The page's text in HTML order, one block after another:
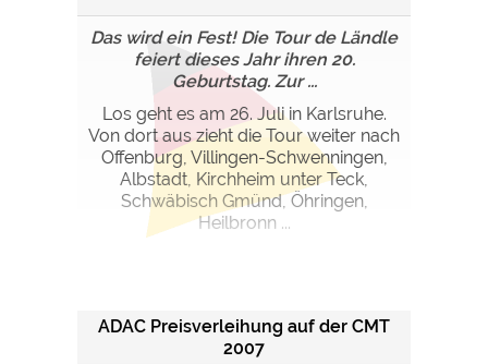
Das wird ein Fest! Die Tour de Ländle
feiert dieses Jahr ihren 20.
Geburtstag. Zur ...
Los geht es am 26. Juli in Karlsruhe.
Von dort aus zieht die Tour weiter nach
Offenburg, Villingen-Schwenningen,
Albstadt, Kirchheim unter Teck,
Schwäbisch Gmünd, Öhringen,
Heilbronn ...
ADAC Preisverleihung auf der CMT
2007